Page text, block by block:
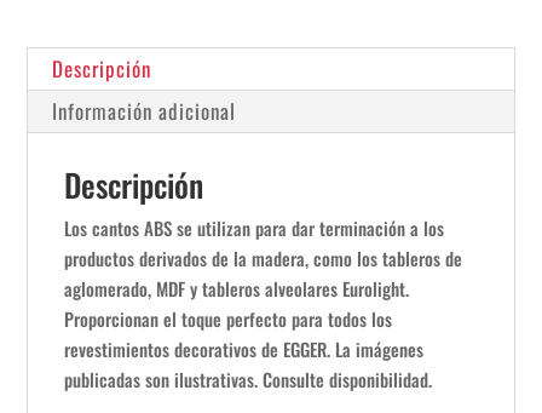
Descripción
Información adicional
Descripción
Los cantos ABS se utilizan para dar terminación a los
productos derivados de la madera, como los tableros de
aglomerado, MDF y tableros alveolares Eurolight.
Proporcionan el toque perfecto para todos los
revestimientos decorativos de EGGER. La imágenes
publicadas son ilustrativas. Consulte disponibilidad.